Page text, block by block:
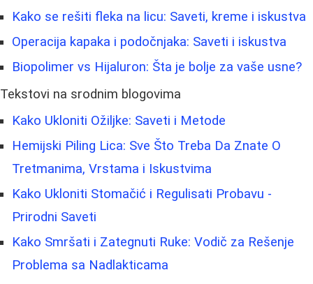
Kako se rešiti fleka na licu: Saveti, kreme i iskustva
Operacija kapaka i podočnjaka: Saveti i iskustva
Biopolimer vs Hijaluron: Šta je bolje za vaše usne?
Tekstovi na srodnim blogovima
Kako Ukloniti Ožiljke: Saveti i Metode
Hemijski Piling Lica: Sve Što Treba Da Znate O
Tretmanima, Vrstama i Iskustvima
Kako Ukloniti Stomačić i Regulisati Probavu -
Prirodni Saveti
Kako Smršati i Zategnuti Ruke: Vodič za Rešenje
Problema sa Nadlakticama